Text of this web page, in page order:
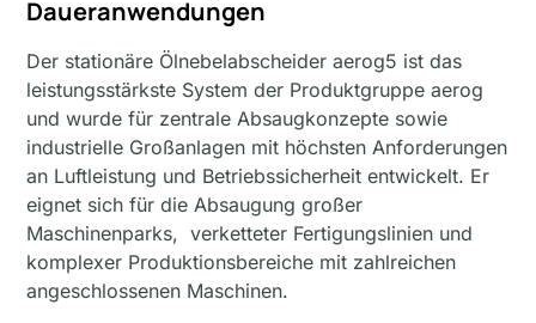
Daueranwendungen
Der stationäre Ölnebelabscheider aerog5 ist das
leistungsstärkste System der Produktgruppe aerog
und wurde für zentrale Absaugkonzepte sowie
industrielle Großanlagen mit höchsten Anforderungen
an Luftleistung und Betriebssicherheit entwickelt. Er
eignet sich für die Absaugung großer
Maschinenparks, verketteter Fertigungslinien und
komplexer Produktionsbereiche mit zahlreichen
angeschlossenen Maschinen.